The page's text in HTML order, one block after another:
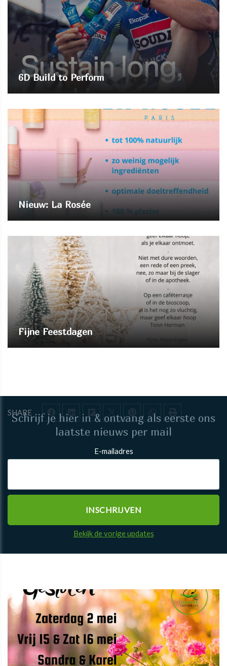
SHARE
6D Build to Perform
Nieuw: La Rosée
Fijne Feestdagen
Schrijf je hier in & ontvang als eerste ons
laatste nieuws per mail
E-mailadres
Bekijk de vorige updates